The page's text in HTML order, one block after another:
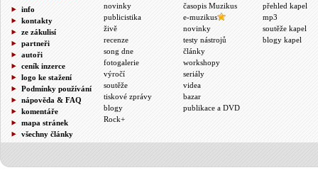
info
kontakty
ze zákulisí
partneři
autoři
ceník inzerce
logo ke stažení
Podmínky používání
nápověda & FAQ
komentáře
mapa stránek
všechny články
novinky
publicistika
živě
recenze
song dne
fotogalerie
výročí
soutěže
tiskové zprávy
blogy
Rock+
časopis Muzikus
e-muzikus
novinky
testy nástrojů
články
workshopy
seriály
videa
bazar
publikace a DVD
přehled kapel
mp3
soutěže kapel
blogy kapel